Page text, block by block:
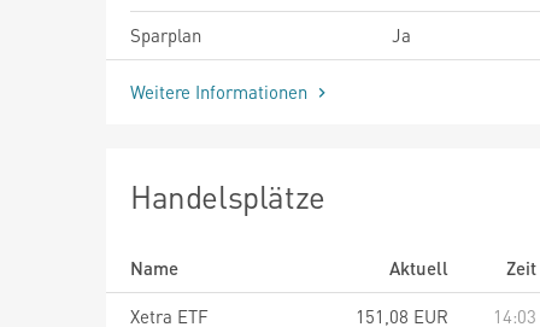
Sparplan
Ja
Weitere Informationen
Handelsplätze
Name Aktuell
Zeit
Xetra ETF
151,08 EUR
14:03